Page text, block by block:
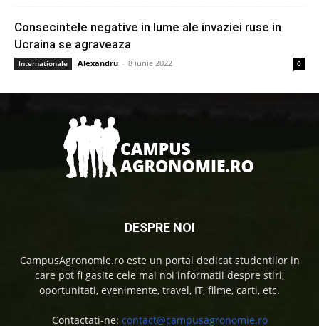
Consecintele negative in lume ale invaziei ruse in
Ucraina se agraveaza
Internationale Alexandru - 8 iunie 2022 0
DESPRE NOI
CampusAgronomie.ro este un portal dedicat studentilor in
care pot fi gasite cele mai noi informatii despre stiri,
oportunitati, evenimente, travel, IT, filme, carti, etc.
Contactati-ne: contact@campusagronomie.ro